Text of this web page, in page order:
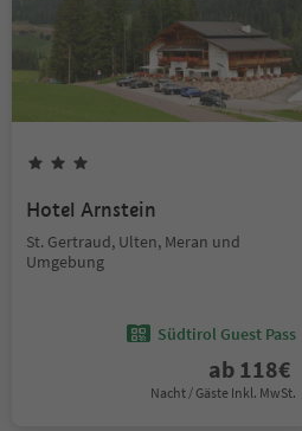
Hotel Arnstein
St. Gertraud, Ulten, Meran und
Umgebung
Südtirol Guest Pass
ab 118€
Nacht / Gäste Inkl. MwSt.